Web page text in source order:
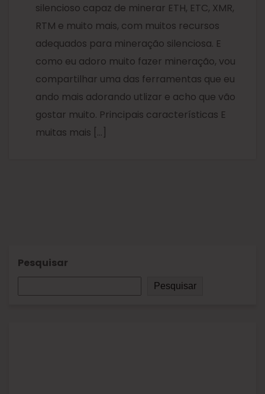
silencioso capaz de minerar ETH, ETC, XMR,
RTM e muito mais, com muitos recursos
adequados para mineração silenciosa. E
como eu adoro muito fazer mineração, vou
compartilhar uma das ferramentas que eu
ando mais adorando utlizar e acho que vão
gostar muito. Principais características E
muitas mais […]
Pesquisar
Pesquisar